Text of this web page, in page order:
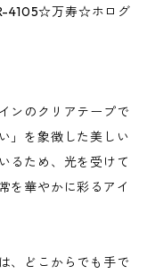
4105☆万寿☆ホログ
ンのクリアテープで
」を象徴した美しい
るため、光を受けて
を華やかに彩るアイ
、どこからでも手で